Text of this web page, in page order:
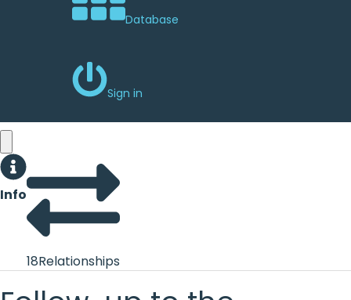
Database
Sign in
Info
18Relationships